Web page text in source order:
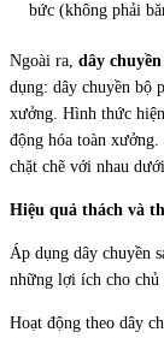
bức (không phải
Ngoài ra, dây
dụng: dây chuyền bộ
xưởng. Hình thức
động hóa toàn
chặt chẽ với nhau
Hiệu quả thách và
Áp dụng dây chuyền
những lợi ích cho
Hoạt động theo dây